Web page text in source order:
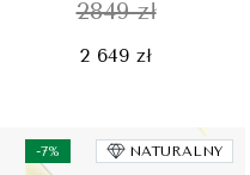
2849 zł
2 649 zł
-7% NATURALNY